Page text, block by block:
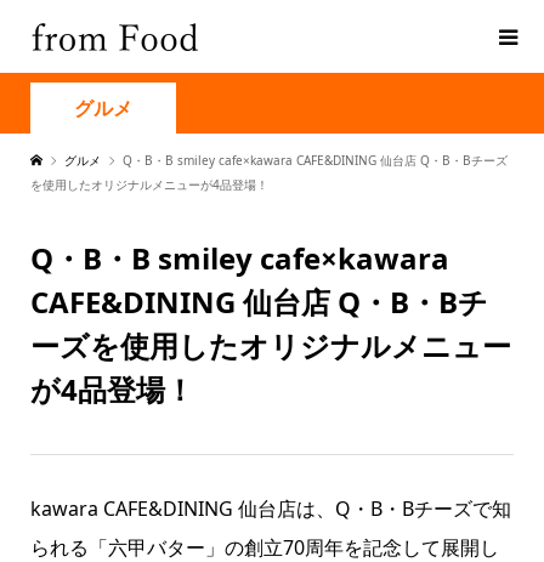
グルメ
グルメ
Q・B・B smiley cafe×kawara CAFE&DINING 仙台店 Q・B・Bチーズ
を使用したオリジナルメニューが4品登場！
Q・B・B smiley cafe×kawara
CAFE&DINING 仙台店 Q・B・Bチ
ーズを使用したオリジナルメニュー
が4品登場！
kawara CAFE&DINING 仙台店は、Q・B・Bチーズで知
られる「六甲バター」の創立70周年を記念して展開し